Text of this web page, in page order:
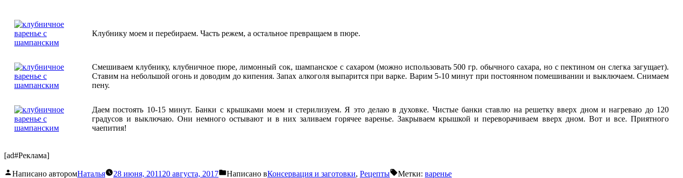
Клубнику моем и перебираем. Часть режем, а остальное превращаем в пюре.
Смешиваем клубнику, клубничное пюре, лимонный сок, шампанское с сахаром (можно использовать 500 гр. обычного сахара, но с пектином он слегка загущает).
Ставим на небольшой огонь и доводим до кипения. Запах алкоголя выпарится при варке. Варим 5-10 минут при постоянном помешивании и выключаем. Снимаем
пену.
Даем постоять 10-15 минут. Банки с крышками моем и стерилизуем. Я это делаю в духовке. Чистые банки ставлю на решетку вверх дном и нагреваю до 120
градусов и выключаю. Они немного остывают и в них заливаем горячее варенье. Закрываем крышкой и переворачиваем вверх дном. Вот и все. Приятного
чаепития!
[ad#Реклама]
Написано авторомНаталья 28 июня, 2011 20 августа, 2017 Написано вКонсервация и заготовки, Рецепты Метки: варенье